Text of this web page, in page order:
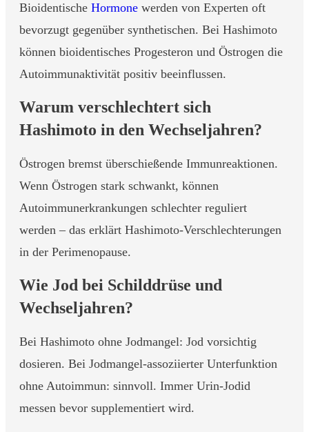
Bioidentische Hormone werden von Experten oft
bevorzugt gegenüber synthetischen. Bei Hashimoto
können bioidentisches Progesteron und Östrogen die
Autoimmunaktivität positiv beeinflussen.
Warum verschlechtert sich
Hashimoto in den Wechseljahren?
Östrogen bremst überschießende Immunreaktionen.
Wenn Östrogen stark schwankt, können
Autoimmunerkrankungen schlechter reguliert
werden – das erklärt Hashimoto-Verschlechterungen
in der Perimenopause.
Wie Jod bei Schilddrüse und
Wechseljahren?
Bei Hashimoto ohne Jodmangel: Jod vorsichtig
dosieren. Bei Jodmangel-assoziierter Unterfunktion
ohne Autoimmun: sinnvoll. Immer Urin-Jodid
messen bevor supplementiert wird.